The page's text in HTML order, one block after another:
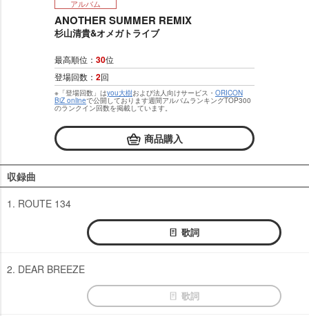
アルバム
ANOTHER SUMMER REMIX
杉山清貴&オメガトライブ
最高順位： 30位
登場回数： 2回
※「登場回数」はyou大樹および法人向けサービス・ ORICON
BiZ onlineで公開しております週間アルバムランキングTOP300
のランクイン回数を掲載しています。
商品購入
収録曲
1. ROUTE 134
歌詞
2. DEAR BREEZE
歌詞